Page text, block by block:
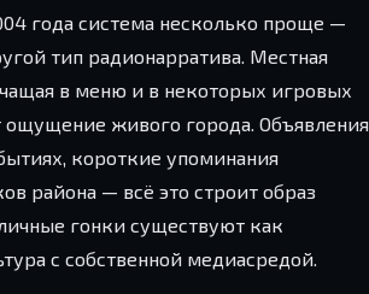
года система несколько проще —
тип радионарратива. Местная
в меню и в некоторых игровых
ощущение живого города. Объявления
короткие упоминания
района — всё это строит образ
гонки существуют как
с собственной медиасредой.